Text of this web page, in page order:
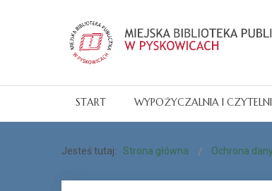
START WYPOŻYCZALNIA I
Jesteś tutaj: Strona główna Ochrona